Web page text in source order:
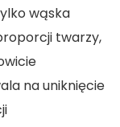
wąska
twarzy,
na uniknięcie